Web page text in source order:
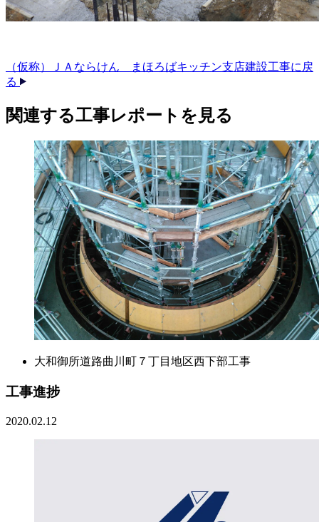
（仮称）ＪＡならけん まほろばキッチン支店建設工事に戻
る
関連する​工事レポートを​見る​
大和御所道路曲川町７丁目地区西下部工事
工事進捗
2020.02.12